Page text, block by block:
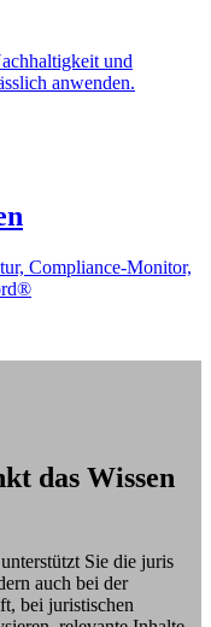
und
anwenden.
Compliance-Monitor,
das Wissen
Sie die juris
auch bei der
bei juristischen